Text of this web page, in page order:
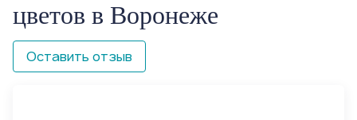
цветов в Воронеже
Оставить отзыв